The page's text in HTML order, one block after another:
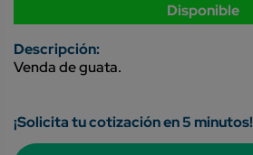
Disponible
Venda de guata.
¡Solicita tu cotización en 5 minutos!